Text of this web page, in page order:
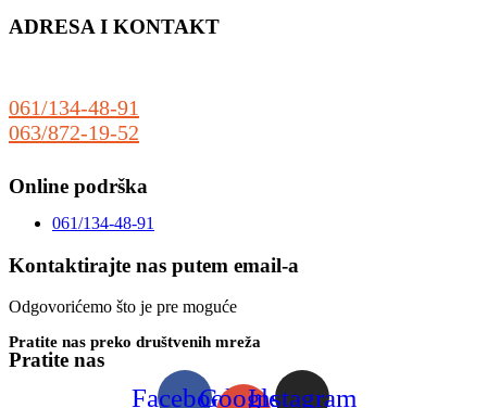
ADRESA I KONTAKT
061/134-48-91
063/872-19-52
Online podrška
061/134-48-91
Kontaktirajte nas putem email-a
Odgovorićemo što je pre moguće
Pratite nas preko društvenih mreža
Pratite nas
FacebookGoogle-Instagram